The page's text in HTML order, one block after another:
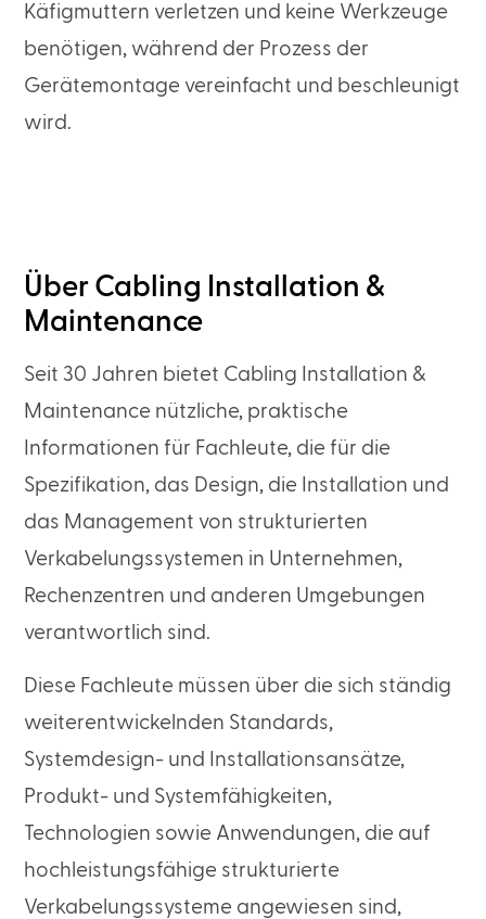
Käfigmuttern verletzen und keine Werkzeuge
benötigen, während der Prozess der
Gerätemontage vereinfacht und beschleunigt
wird.
Über Cabling Installation &
Maintenance
Seit 30 Jahren bietet Cabling Installation &
Maintenance nützliche, praktische
Informationen für Fachleute, die für die
Spezifikation, das Design, die Installation und
das Management von strukturierten
Verkabelungssystemen in Unternehmen,
Rechenzentren und anderen Umgebungen
verantwortlich sind.
Diese Fachleute müssen über die sich ständig
weiterentwickelnden Standards,
Systemdesign- und Installationsansätze,
Produkt- und Systemfähigkeiten,
Technologien sowie Anwendungen, die auf
hochleistungsfähige strukturierte
Verkabelungssysteme angewiesen sind,